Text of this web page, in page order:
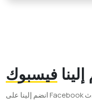
فيسبوك
انضم إلينا على Facebook للفوز بالجوائز والهدايا، ولمناقشة أحدث